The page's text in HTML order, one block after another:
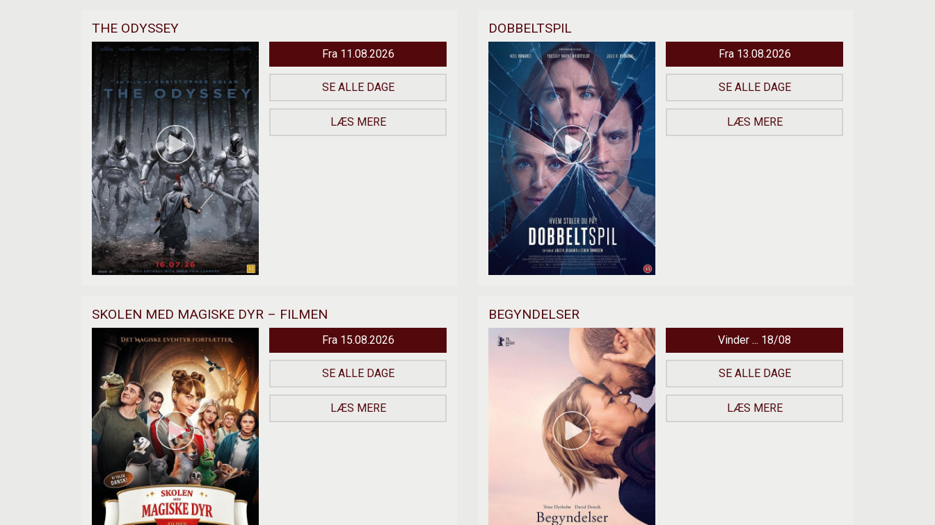
THE ODYSSEY
Fra 11.08.2026
SE ALLE DAGE
LÆS MERE
DOBBELTSPIL
Fra 13.08.2026
SE ALLE DAGE
LÆS MERE
SKOLEN MED MAGISKE DYR – FILMEN
Fra 15.08.2026
SE ALLE DAGE
LÆS MERE
BEGYNDELSER
Vinder ... 18/08
SE ALLE DAGE
LÆS MERE